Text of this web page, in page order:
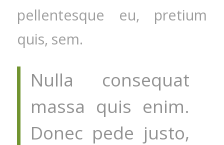
pellentesque eu, pretium
quis, sem.
Nulla consequat
massa quis enim.
Donec pede justo,